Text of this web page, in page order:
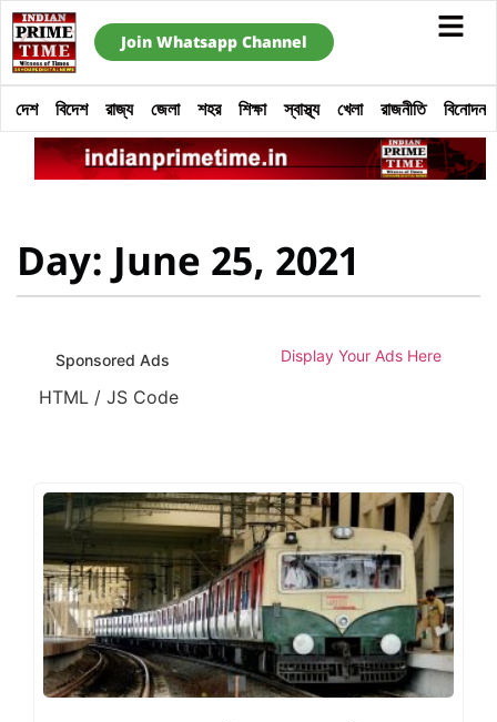
Join Whatsapp Channel
দেশ বিদেশ রাজ্য জেলা শহর শিক্ষা স্বাস্থ্য খেলা রাজনীতি বিনোদন
Day: June 25, 2021
Sponsored Ads Display Your Ads Here
HTML / JS Code